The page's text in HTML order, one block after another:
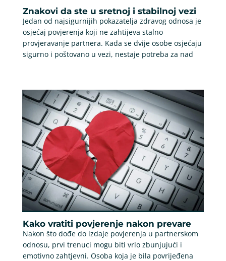
Znakovi da ste u sretnoj i stabilnoj vezi
Jedan od najsigurnijih pokazatelja zdravog odnosa je
osjećaj povjerenja koji ne zahtijeva stalno
provjeravanje partnera. Kada se dvije osobe osjećaju
sigurno i poštovano u vezi, nestaje potreba za nad
Kako vratiti povjerenje nakon prevare
Nakon što dođe do izdaje povjerenja u partnerskom
odnosu, prvi trenuci mogu biti vrlo zbunjujući i
emotivno zahtjevni. Osoba koja je bila povrijeđena